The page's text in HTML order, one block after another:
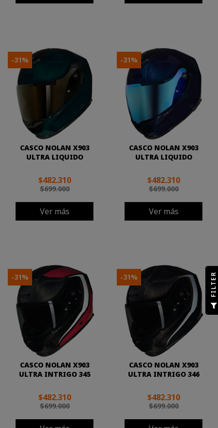
CASCO NOLAN X903
ULTRA LIQUIDO
$699.000
$482.310
Ver más
-31%
CASCO NOLAN X903
ULTRA LIQUIDO
$699.000
$482.310
Ver más
-31%
CASCO NOLAN X903
ULTRA INTRIGO 345
$699.000
$482.310
-31%
CASCO NOLAN X903
ULTRA INTRIGO 346
$699.000
$482.310
-31% R